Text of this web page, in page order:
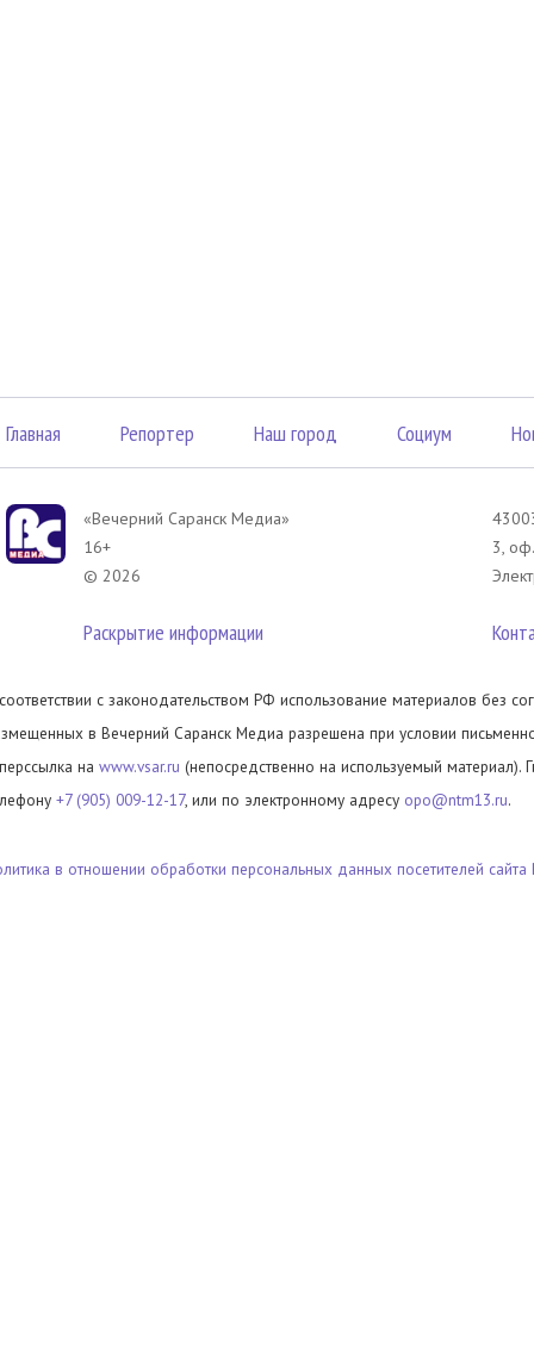
Главная Репортер Наш город Социум
«Вечерний Саранск Mедиа»
16+
© 2026
Раскрытие информации
3,
с законодательством РФ использование материалов без
в Вечерний Саранск Медиа разрешена при условии
на www.vsar.ru (непосредственно на используемый материал).
+7 (905) 009-12-17, или по электронному адресу opo@ntm13.ru.
в отношении обработки персональных данных посетителей